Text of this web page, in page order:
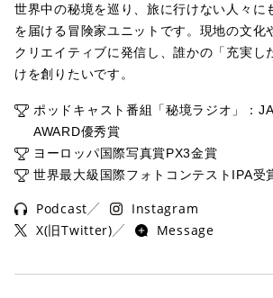
世界中の秘境を巡り、旅に行けない人々に
を届ける冒険家ユニットです。現地の文化
クリエイティブに発信し、誰かの「充実し
けを創りたいです。
ポッドキャスト番組「秘境ラジオ」：
AWARD優秀賞
ヨーロッパ国際写真賞PX3金賞
世界最大級国際フォトコンテストIPA受
Podcast
Instagram
X(旧Twitter)
Message